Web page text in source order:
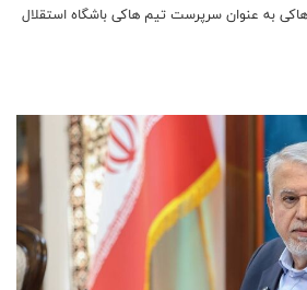
به عنوان سرپرست تیم هاکی باشگاه استقلال